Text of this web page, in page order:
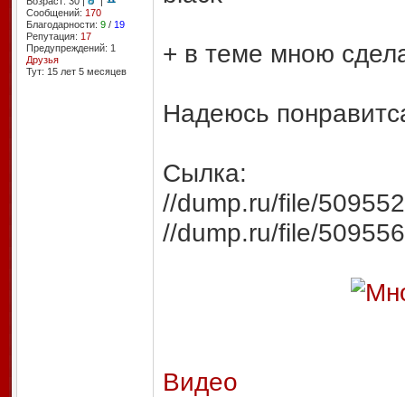
Сообщений: 170
Благодарности: 9/ 19
Репутация: 17
Предупреждений: 1
Друзья
Тут: 15 лет 5 месяцев
+ в теме мною
Надеюсь
Сылка:
//dump.ru/file/
//dump.ru/file/
Видео